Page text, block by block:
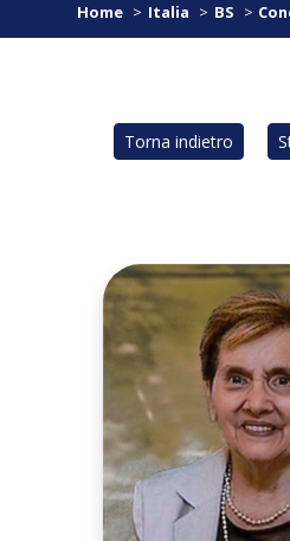
Home Italia BS
Torna indietro